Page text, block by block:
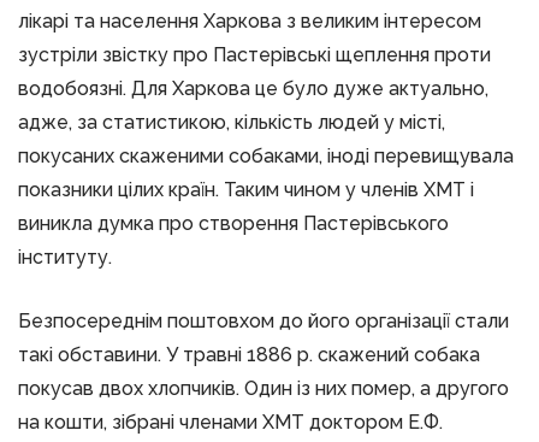
лікарі та населення Харкова з великим інтересом
зустріли звістку про Пастерівські щеплення проти
водобоязні. Для Харкова це було дуже актуально,
адже, за статистикою, кількість людей у місті,
покусаних скаженими собаками, іноді перевищувала
показники цілих країн. Таким чином у членів ХМТ і
виникла думка про створення Пастерівського
інституту.
Безпосереднім поштовхом до його організації стали
такі обставини. У травні 1886 р. скажений собака
покусав двох хлопчиків. Один із них помер, а другого
на кошти, зібрані членами ХМТ доктором Е.Ф.